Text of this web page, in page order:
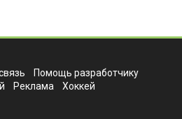
Помощь разработчику
Реклама Хоккей